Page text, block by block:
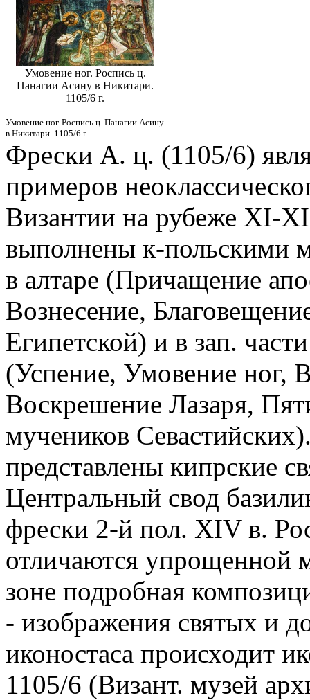
Умовение ног. Роспись ц.
Панагии Асину в Никитари.
1105/6 г.
Умовение ног. Роспись ц. Панагии Асину
в Никитари. 1105/6 г.
Фрески А. ц. (1105/6)
примеров
Византии на рубеже XI-
выполнены к-польскими
в алтаре (Причащение
Вознесение,
Египетской) и в зап.
(Успение, Умовение ног,
Воскрешение Лазаря,
мучеников
представлены кипрские
Центральный свод
фрески 2-й пол. XIV в.
отличаются упрощенной
зоне подробная
- изображения святых и
иконостаса происходит
1105/6 (Визант. музей